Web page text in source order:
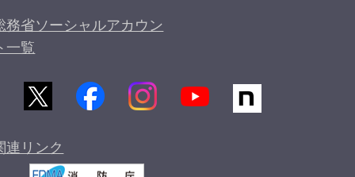
務省ソーシャルアカウン
一覧
連リンク